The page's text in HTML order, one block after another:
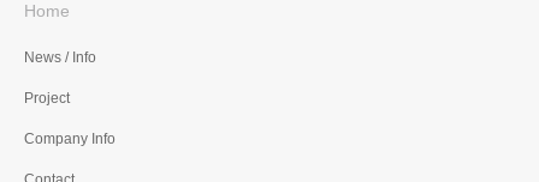
Home
News / Info
Project
Company Info